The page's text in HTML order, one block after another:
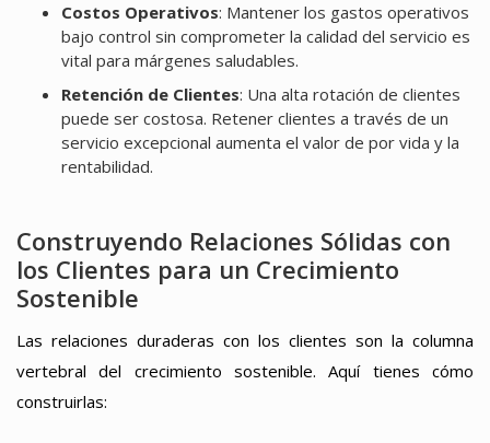
Costos Operativos: Mantener los gastos operativos
bajo control sin comprometer la calidad del servicio es
vital para márgenes saludables.
Retención de Clientes: Una alta rotación de clientes
puede ser costosa. Retener clientes a través de un
servicio excepcional aumenta el valor de por vida y la
rentabilidad.
Construyendo Relaciones Sólidas con
los Clientes para un Crecimiento
Sostenible
Las relaciones duraderas con los clientes son la columna
vertebral del crecimiento sostenible. Aquí tienes cómo
construirlas: